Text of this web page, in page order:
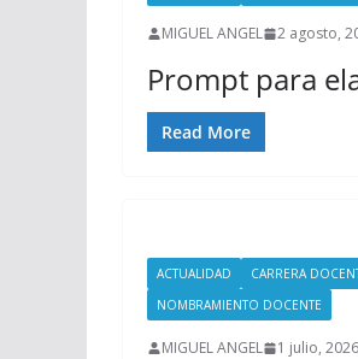
MIGUEL ANGEL 2 agosto,
Prompt para
Read More
ACTUALIDAD CARRERA
NOMBRAMIENTO DOCENTE
MIGUEL ANGEL 1 julio, 2026